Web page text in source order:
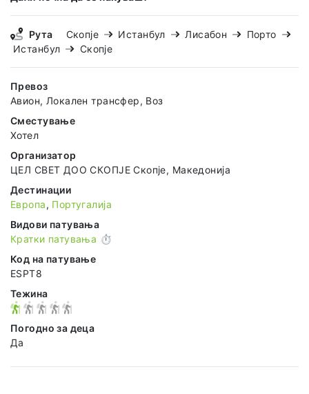
Рута Скопје Истанбул Лисабон
Порто
Истанбул
Скопје
Превоз
Авион, Локален трансфер, Воз
Сместување
Хотел
Организатор
ЦЕЛ СВЕТ ДОО СКОПЈЕ Скопје, Македонија
Дестинации
Европа, Португалија
Видови патувања
Кратки патувања ⏱️
Код на патување
ESPT8
Тежина
Погодно за деца
Да